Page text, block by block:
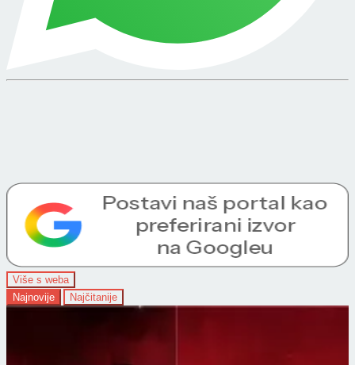
Više s weba
Najnovije
Najčitanije